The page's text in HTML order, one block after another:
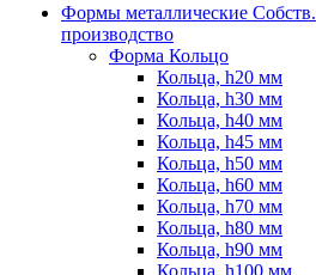
Формы металлические Собств.
производство
Форма Кольцо
Кольца, h20 мм
Кольца, h30 мм
Кольца, h40 мм
Кольца, h45 мм
Кольца, h50 мм
Кольца, h60 мм
Кольца, h70 мм
Кольца, h80 мм
Кольца, h90 мм
Кольца, h100 мм